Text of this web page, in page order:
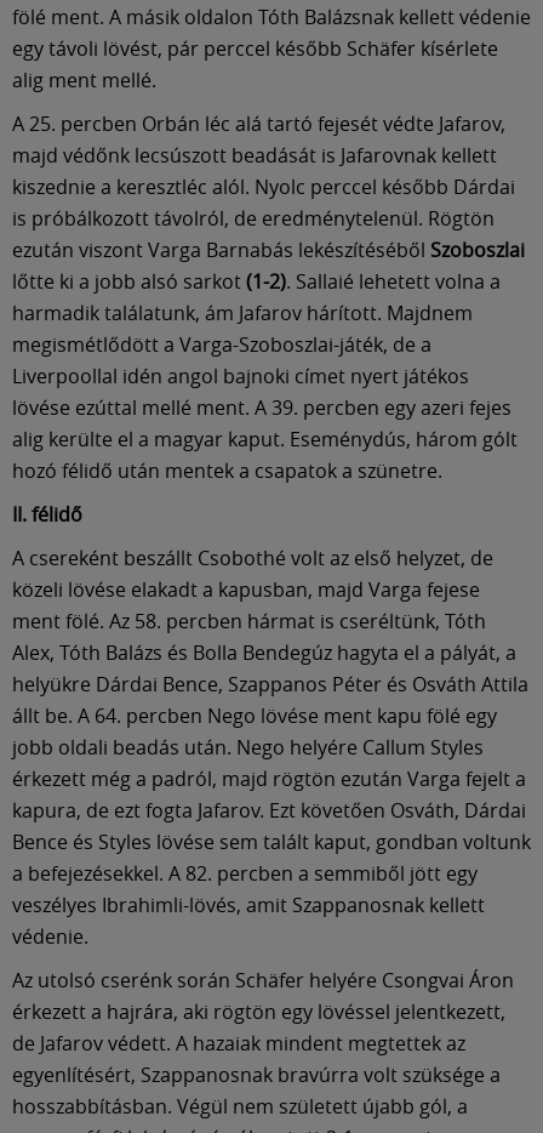
fölé ment. A másik oldalon Tóth Balázsnak kellett védenie
egy távoli lövést, pár perccel később Schäfer kísérlete
alig ment mellé.
A 25. percben Orbán léc alá tartó fejesét védte Jafarov,
majd védőnk lecsúszott beadását is Jafarovnak kellett
kiszednie a keresztléc alól. Nyolc perccel később Dárdai
is próbálkozott távolról, de eredménytelenül. Rögtön
ezután viszont Varga Barnabás lekészítéséből Szoboszlai
lőtte ki a jobb alsó sarkot(1-2). Sallaié lehetett volna a
harmadik találatunk, ám Jafarov hárított. Majdnem
megismétlődött a Varga-Szoboszlai-játék, de a
Liverpoollal idén angol bajnoki címet nyert játékos
lövése ezúttal mellé ment. A 39. percben egy azeri fejes
alig kerülte el a magyar kaput. Eseménydús, három gólt
hozó félidő után mentek a csapatok a szünetre.
II. félidő
A csereként beszállt Csobothé volt az első helyzet, de
közeli lövése elakadt a kapusban, majd Varga fejese
ment fölé. Az 58. percben hármat is cseréltünk, Tóth
Alex, Tóth Balázs és Bolla Bendegúz hagyta el a pályát, a
helyükre Dárdai Bence, Szappanos Péter és Osváth Attila
állt be. A 64. percben Nego lövése ment kapu fölé egy
jobb oldali beadás után. Nego helyére Callum Styles
érkezett még a padról, majd rögtön ezután Varga fejelt a
kapura, de ezt fogta Jafarov. Ezt követően Osváth, Dárdai
Bence és Styles lövése sem talált kaput, gondban voltunk
a befejezésekkel. A 82. percben a semmiből jött egy
veszélyes Ibrahimli-lövés, amit Szappanosnak kellett
védenie.
Az utolsó cserénk során Schäfer helyére Csongvai Áron
érkezett a hajrára, aki rögtön egy lövéssel jelentkezett,
de Jafarov védett. A hazaiak mindent megtettek az
egyenlítésért, Szappanosnak bravúrra volt szüksége a
hosszabbításban. Végül nem született újabb gól, a